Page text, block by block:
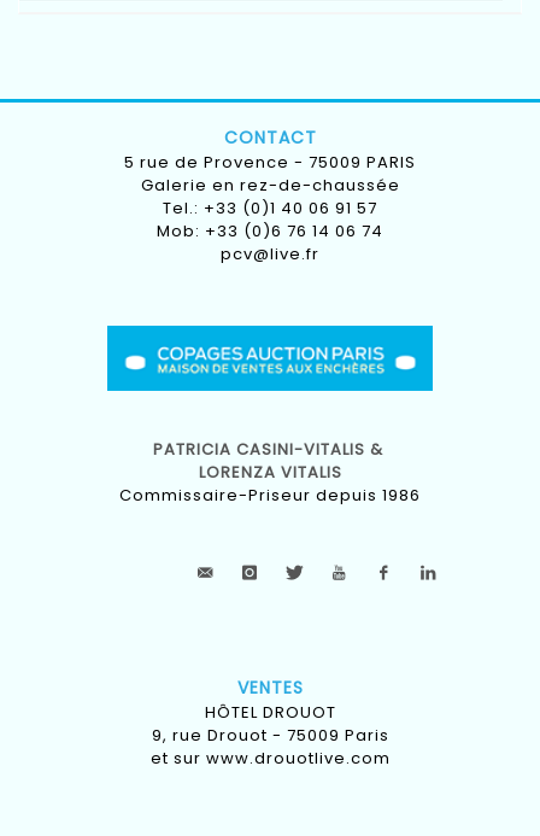
CONTACT
5 rue de Provence - 75009 PARIS
Galerie en rez-de-chaussée
Tel.: +33 (0)1 40 06 91 57
Mob: +33 (0)6 76 14 06 74
pcv@live.fr
PATRICIA CASINI-VITALIS &
LORENZA VITALIS
Commissaire-Priseur depuis 1986
VENTES
HÔTEL DROUOT
9, rue Drouot - 75009 Paris
et sur www.drouotlive.com